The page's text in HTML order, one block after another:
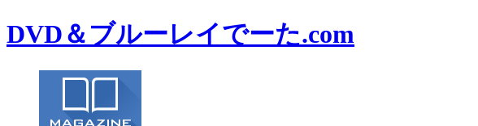
DVD＆ブルーレイでーた.com